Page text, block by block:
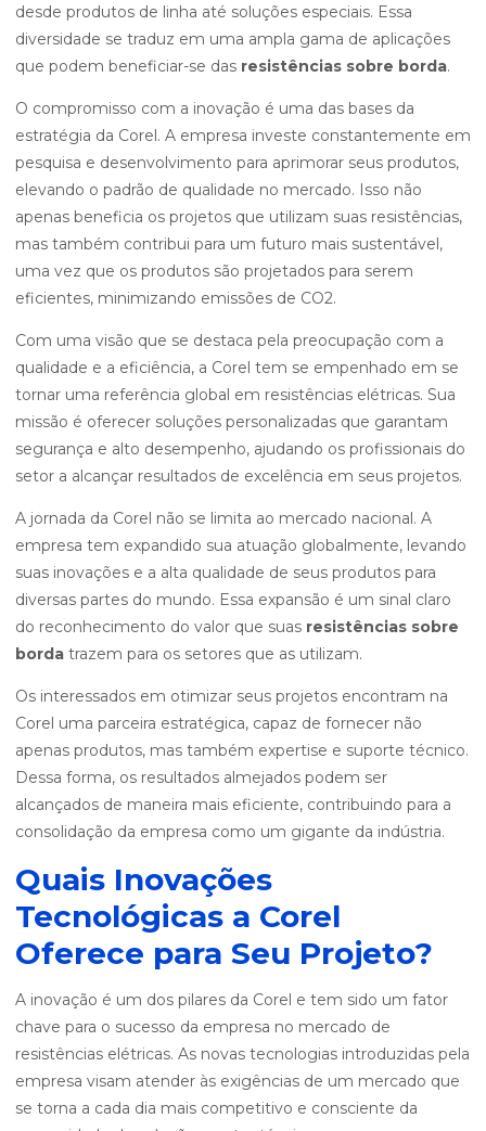
desde produtos de linha até soluções especiais. Essa
diversidade se traduz em uma ampla gama de aplicações
que podem beneficiar-se das resistências sobre borda.
O compromisso com a inovação é uma das bases da
estratégia da Corel. A empresa investe constantemente em
pesquisa e desenvolvimento para aprimorar seus produtos,
elevando o padrão de qualidade no mercado. Isso não
apenas beneficia os projetos que utilizam suas resistências,
mas também contribui para um futuro mais sustentável,
uma vez que os produtos são projetados para serem
eficientes, minimizando emissões de CO2.
Com uma visão que se destaca pela preocupação com a
qualidade e a eficiência, a Corel tem se empenhado em se
tornar uma referência global em resistências elétricas. Sua
missão é oferecer soluções personalizadas que garantam
segurança e alto desempenho, ajudando os profissionais do
setor a alcançar resultados de excelência em seus projetos.
A jornada da Corel não se limita ao mercado nacional. A
empresa tem expandido sua atuação globalmente, levando
suas inovações e a alta qualidade de seus produtos para
diversas partes do mundo. Essa expansão é um sinal claro
do reconhecimento do valor que suas resistências sobre
borda trazem para os setores que as utilizam.
Os interessados em otimizar seus projetos encontram na
Corel uma parceira estratégica, capaz de fornecer não
apenas produtos, mas também expertise e suporte técnico.
Dessa forma, os resultados almejados podem ser
alcançados de maneira mais eficiente, contribuindo para a
consolidação da empresa como um gigante da indústria.
Quais Inovações
Tecnológicas a Corel
Oferece para Seu Projeto?
A inovação é um dos pilares da Corel e tem sido um fator
chave para o sucesso da empresa no mercado de
resistências elétricas. As novas tecnologias introduzidas pela
empresa visam atender às exigências de um mercado que
se torna a cada dia mais competitivo e consciente da